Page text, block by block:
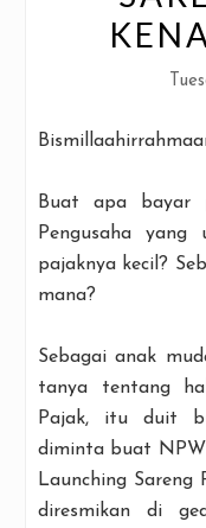
Buat apa bayar
Pengusaha yang
pajaknya kecil?
mana?
Sebagai anak
tanya tentang
Pajak, itu duit
diminta buat
Launching Sareng
diresmikan di